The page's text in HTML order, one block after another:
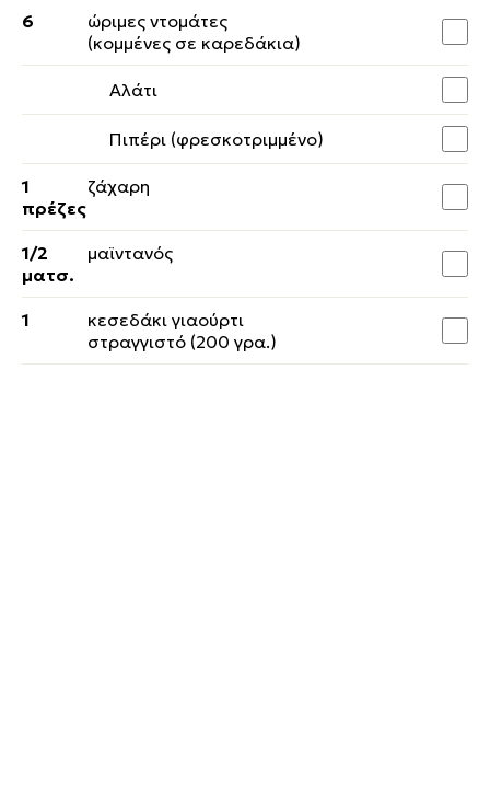
6
ώριμες ντομάτες
(κομμένες σε καρεδάκια)
Αλάτι
Πιπέρι (φρεσκοτριμμένο)
1
πρέζες
ζάχαρη
1/2
ματσ.
μαϊντανός
1
κεσεδάκι γιαούρτι
στραγγιστό (200 γρα.)